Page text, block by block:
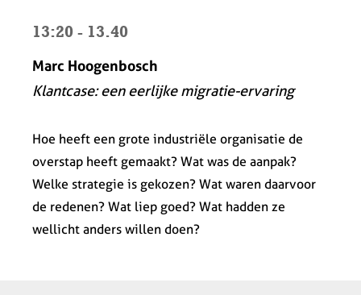
13:20 - 13.40
Marc Hoogenbosch
Klantcase: een eerlijke migratie-ervaring
Hoe heeft een grote industriële organisatie de
overstap heeft gemaakt? Wat was de aanpak?
Welke strategie is gekozen? Wat waren daarvoor
de redenen? Wat liep goed? Wat hadden ze
wellicht anders willen doen?